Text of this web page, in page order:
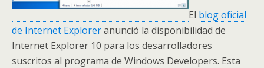
El blog oficial
de Internet Exploreranunció la disponibilidad de
Internet Explorer 10 para los desarrolladores
suscritos al programa de Windows Developers. Esta